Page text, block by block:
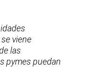
viene
las
pymes puedan